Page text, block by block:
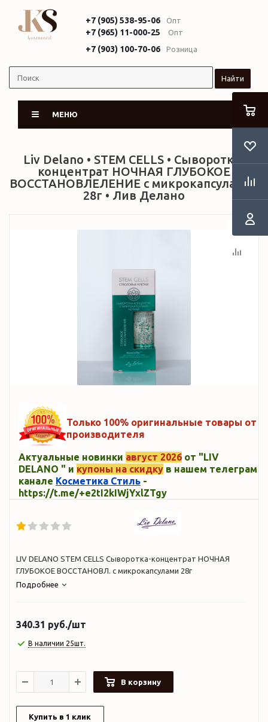
+7 (905) 538-95-06 Опт
+7 (965) 11-000-25 Опт
+7 (903) 100-70-06 Розница
Найти
МЕНЮ
Liv Delano • STEM CELLS • Сыворотка-
концентрат НОЧНАЯ ГЛУБОКОЕ
ВОССТАНОВЛЕЛЕНИЕ с микрокапсулами •
28г • Лив Делано
Только 100% оригинальные товары от
производителя
Актуальные новинки август 2026 от "LIV
DELANO " и купоны на скидку в нашем телеграм
канале Косметика Стиль -
https://t.me/+e2tI2kIWjYxlZTgy
LIV DELANO STEM CELLS Сыворотка-концентрат НОЧНАЯ
ГЛУБОКОЕ ВОССТАНОВЛ. с микрокапсулами 28г
Подробнее
340.31 руб./шт
В наличии 25шт.
В корзину
Купить в 1 клик